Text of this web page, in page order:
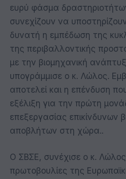
ευρύ φάσμα
συνεχίζουν να
δυνατή η εμπέδωση της
της περιβαλλοντικής
με την βιομηχανική
υπογράμμισε ο κ. Λώλος.
αποτελεί και η επένδυση
εξέλιξη για την πρώτη
επεξεργασίας επικίνδυνων
αποβλήτων στη χώρα..
Ο ΣΒΣΕ, συνέχισε ο κ. Λώλος,
πρωτοβουλίες της